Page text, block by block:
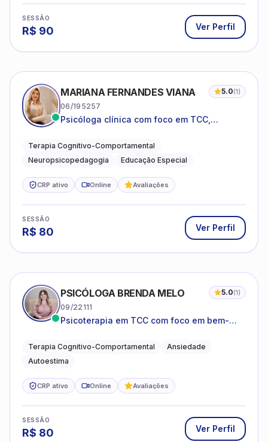
SESSÃO
R$ 90 Ver Perfil
MARIANA FERNANDES VIANA 5.0(1)
06/195257
Psicóloga clínica com foco em TCC,
do neurodesenvolvimento.
Terapia Cognitivo-Comportamental
Neuropsicopedagogia
Educação Especial
CRP ativo Online Avaliações
SESSÃO
R$ 80 Ver Perfil
PSICÓLOGA BRENDA MELO 5.0(1)
09/22111
Psicoterapia em TCC com foco em bem-
o cotidiano
Terapia Cognitivo-Comportamental
Ansiedade
Autoestima
CRP ativo Online Avaliações
SESSÃO
R$ 80 Ver Perfil